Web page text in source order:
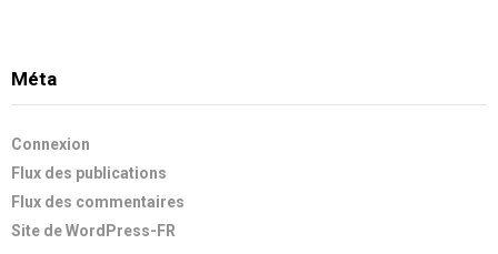
Méta
Connexion
Flux des publications
Flux des commentaires
Site de WordPress-FR